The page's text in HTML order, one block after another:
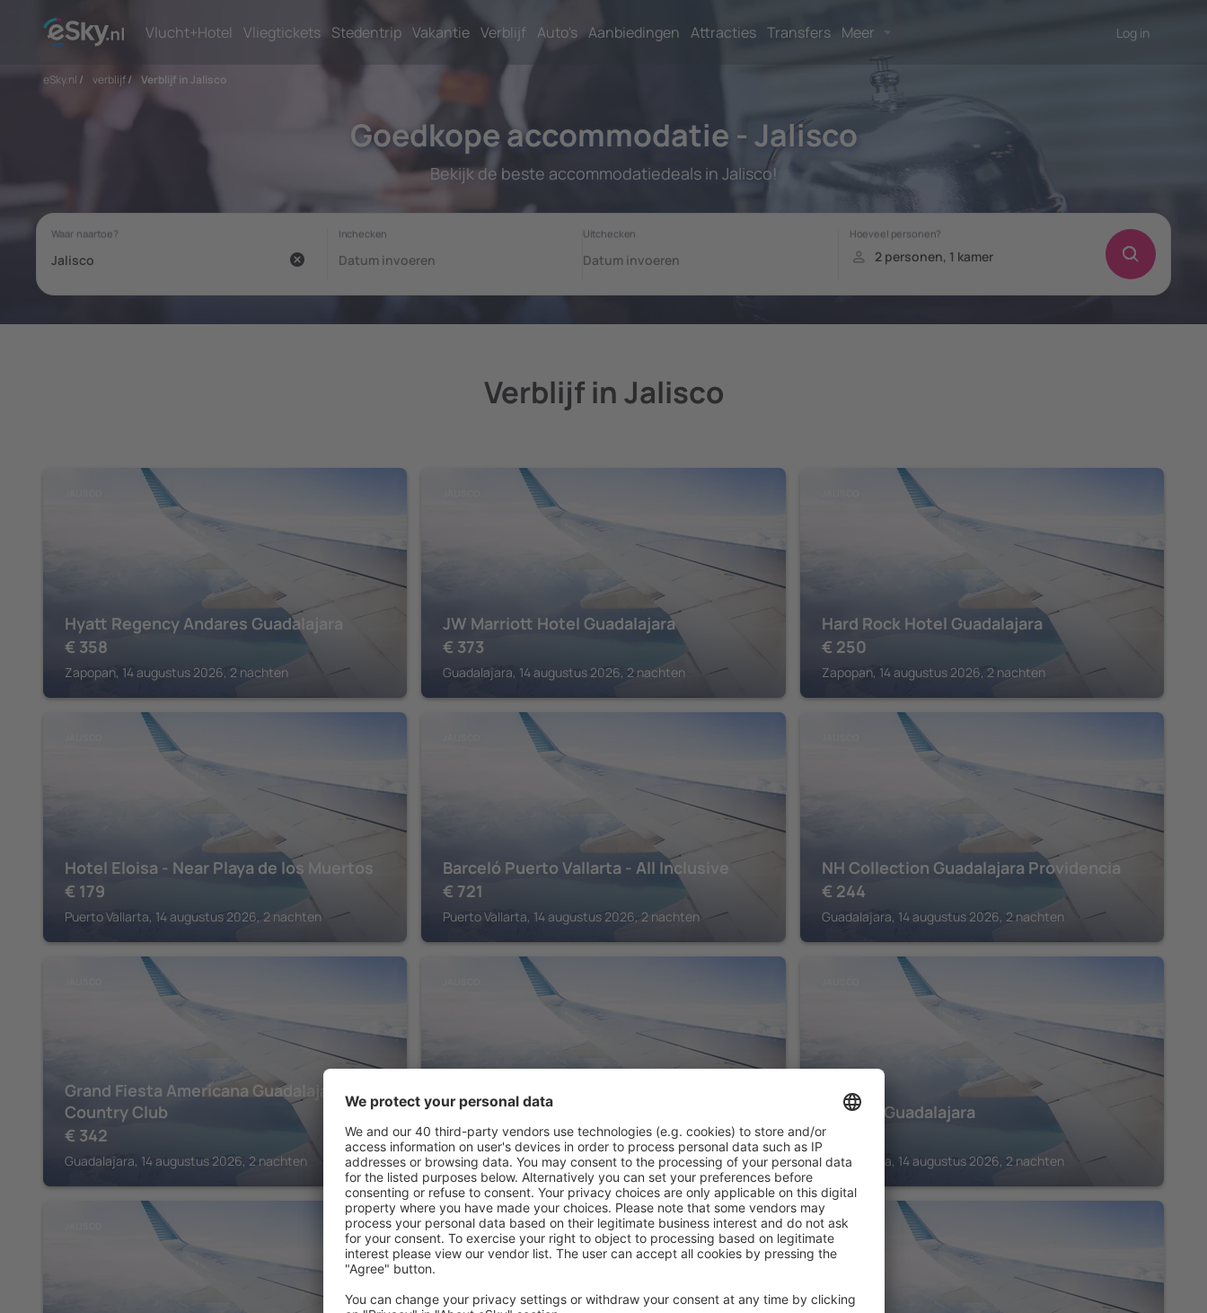
Vlucht+Hotel Vliegtickets Stedentrip Vakantie Verblijf Auto's Aanbiedingen Attracties Transfers Meer Log in
eSky.nl / verblijf/ Verblijf in Jalisco
Goedkope accommodatie - Jalisco
Bekijk de beste accommodatiedeals in Jalisco!
Verblijf in Jalisco
Hyatt Regency Andares Guadalajara
€ 358
Zapopan, 14 augustus 2026, 2 nachten
JW Marriott Hotel Guadalajara
€ 373
Guadalajara, 14 augustus 2026, 2 nachten
Hard Rock Hotel Guadalajara
€ 250
Zapopan, 14 augustus 2026, 2 nachten
Hotel Eloisa - Near Playa de los Muertos
€ 179
Puerto Vallarta, 14 augustus 2026, 2 nachten
Barceló Puerto Vallarta - All Inclusive
€ 721
Puerto Vallarta, 14 augustus 2026, 2 nachten
NH Collection Guadalajara Providencia
€ 244
Guadalajara, 14 augustus 2026, 2 nachten
Grand Fiesta Americana Guadalajara
Country Club
€ 342
Guadalajara, 14 augustus 2026, 2 nachten
Fiesta Americana Guadalajara
€229
Guadalajara, 14 augustus 2026, 2 nachten
Barceló Guadalajara
€
Guadalajara, 14 augustus 2026, 2 nachten
JALISCO JALISCO